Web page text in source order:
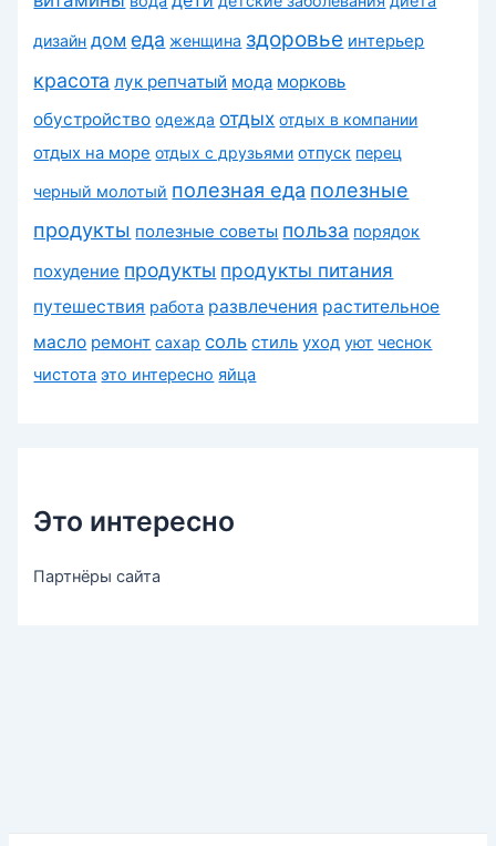
дизайн дом еда женщина здоровье интерьер
красота лук репчатый мода морковь
обустройство одежда отдых отдых в компании
отдых на море отдых с друзьями отпуск перец
черный молотый полезная еда полезные
продукты полезные советы польза порядок
похудение продукты продукты питания
путешествия работа развлечения растительное
масло ремонт сахар соль стиль уход уют чеснок
чистота это интересно яйца
Это интересно
Партнёры сайта